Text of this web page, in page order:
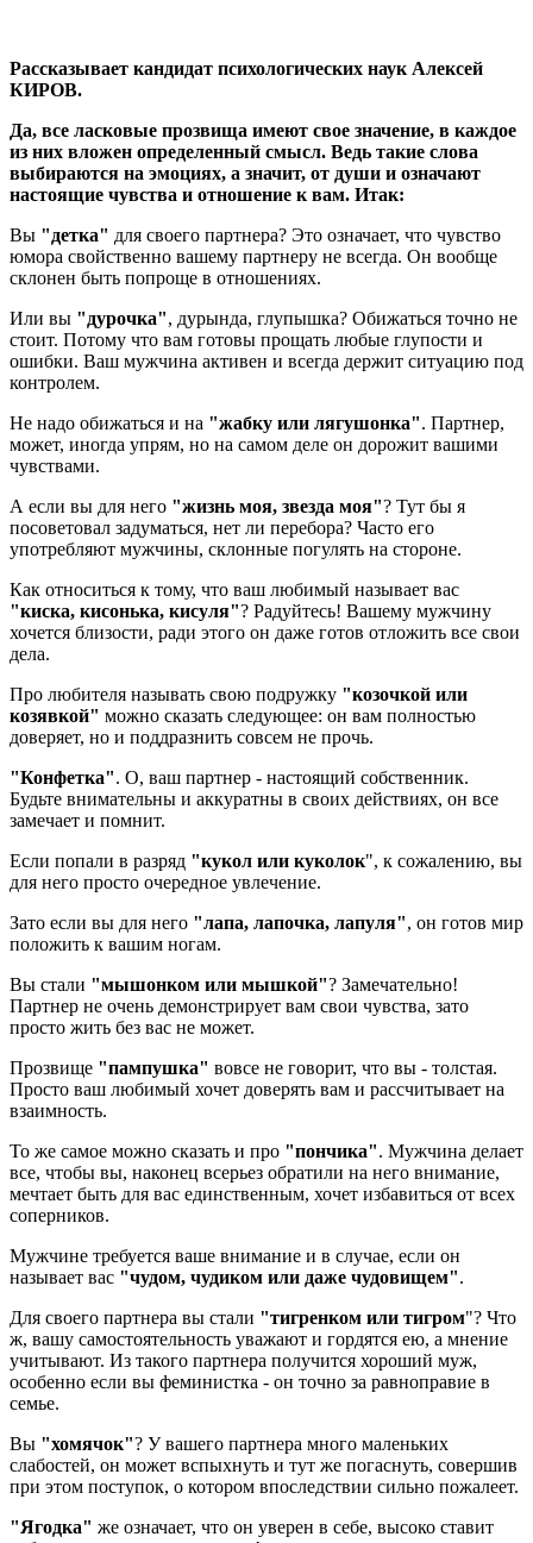
Рассказывает кандидат психологических наук Алексей
КИРОВ.
Да, все ласковые прозвища имеют свое значение, в каждое
из них вложен определенный смысл. Ведь такие слова
выбираются на эмоциях, а значит, от души и означают
настоящие чувства и отношение к вам. Итак:
Вы "детка" для своего партнера? Это означает, что чувство
юмора свойственно вашему партнеру не всегда. Он вообще
склонен быть попроще в отношениях.
Или вы "дурочка", дурында, глупышка? Обижаться точно не
стоит. Потому что вам готовы прощать любые глупости и
ошибки. Ваш мужчина активен и всегда держит ситуацию под
контролем.
Не надо обижаться и на "жабку или лягушонка". Партнер,
может, иногда упрям, но на самом деле он дорожит вашими
чувствами.
А если вы для него "жизнь моя, звезда моя"? Тут бы я
посоветовал задуматься, нет ли перебора? Часто его
употребляют мужчины, склонные погулять на стороне.
Как относиться к тому, что ваш любимый называет вас
"киска, кисонька, кисуля"? Радуйтесь! Вашему мужчину
хочется близости, ради этого он даже готов отложить все свои
дела.
Про любителя называть свою подружку "козочкой или
козявкой" можно сказать следующее: он вам полностью
доверяет, но и поддразнить совсем не прочь.
"Конфетка". О, ваш партнер - настоящий собственник.
Будьте внимательны и аккуратны в своих действиях, он все
замечает и помнит.
Если попали в разряд "кукол или куколок", к сожалению, вы
для него просто очередное увлечение.
Зато если вы для него "лапа, лапочка, лапуля", он готов мир
положить к вашим ногам.
Вы стали "мышонком или мышкой"? Замечательно!
Партнер не очень демонстрирует вам свои чувства, зато
просто жить без вас не может.
Прозвище "пампушка" вовсе не говорит, что вы - толстая.
Просто ваш любимый хочет доверять вам и рассчитывает на
взаимность.
То же самое можно сказать и про "пончика". Мужчина делает
все, чтобы вы, наконец всерьез обратили на него внимание,
мечтает быть для вас единственным, хочет избавиться от всех
соперников.
Мужчине требуется ваше внимание и в случае, если он
называет вас "чудом, чудиком или даже чудовищем".
Для своего партнера вы стали "тигренком или тигром"? Что
ж, вашу самостоятельность уважают и гордятся ею, а мнение
учитывают. Из такого партнера получится хороший муж,
особенно если вы феминистка - он точно за равноправие в
семье.
Вы "хомячок"? У вашего партнера много маленьких
слабостей, он может вспыхнуть и тут же погаснуть, совершив
при этом поступок, о котором впоследствии сильно пожалеет.
"Ягодка" же означает, что он уверен в себе, высоко ставит